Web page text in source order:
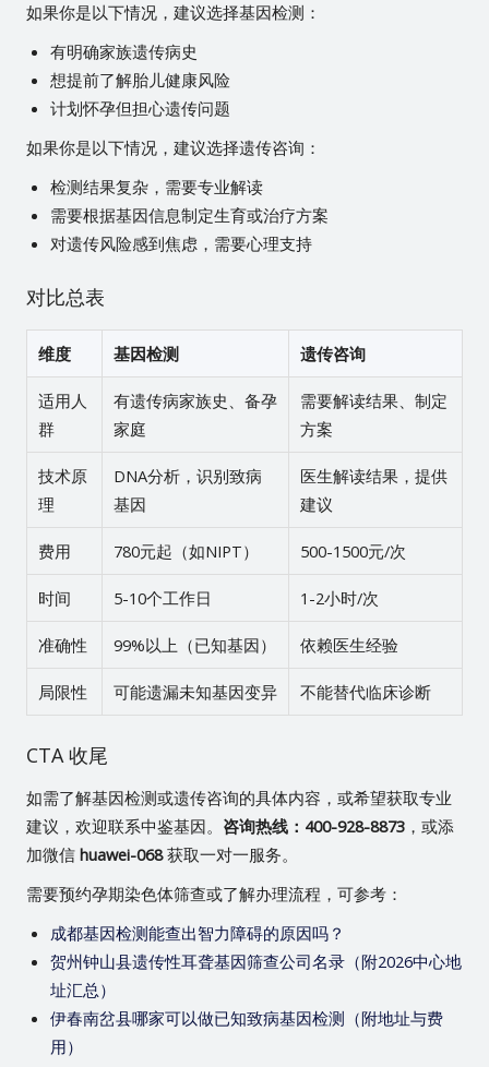
如果你是以下情况，建议选择基因检测：
有明确家族遗传病史
想提前了解胎儿健康风险
计划怀孕但担心遗传问题
如果你是以下情况，建议选择遗传咨询：
检测结果复杂，需要专业解读
需要根据基因信息制定生育或治疗方案
对遗传风险感到焦虑，需要心理支持
对比总表
维度 基因检测 遗传咨询
适用人
群
有遗传病家族史、备孕
家庭
需要解读结果、制定
方案
技术原
理
DNA分析，识别致病
基因
医生解读结果，提供
建议
费用 780元起（如NIPT） 500-1500元/次
时间 5-10个工作日 1-2小时/次
准确性 99%以上（已知基因） 依赖医生经验
局限性 可能遗漏未知基因变异 不能替代临床诊断
CTA 收尾
如需了解基因检测或遗传咨询的具体内容，或希望获取专业
建议，欢迎联系中鉴基因。 咨询热线：400-928-8873，或添
加微信 huawei-068获取一对一服务。
需要预约孕期染色体筛查或了解办理流程，可参考：
成都基因检测能查出智力障碍的原因吗？
贺州钟山县遗传性耳聋基因筛查公司名录（附2026中心地
址汇总）
伊春南岔县哪家可以做已知致病基因检测（附地址与费
用）